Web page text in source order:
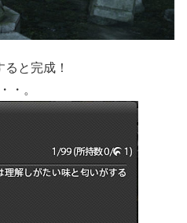
と完成！
・。